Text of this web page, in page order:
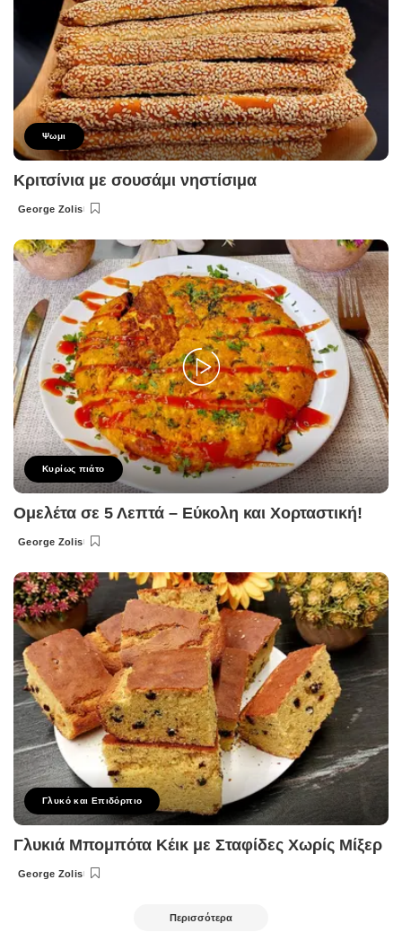
Ψωμι
Κριτσίνια με σουσάμι νηστίσιμα
Posted
George Zolis
Κυρίως πιάτο
Ομελέτα σε 5 Λεπτά – Εύκολη και Χορταστική!
Posted
George Zolis
Γλυκό και Επιδόρπιο
Γλυκιά Μπομπότα Κέικ με Σταφίδες Χωρίς Μίξερ
Posted
George Zolis
Περισσότερα